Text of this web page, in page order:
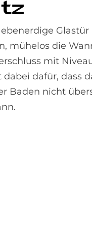
mühelos die
mit
dabei dafür, dass
Baden nicht